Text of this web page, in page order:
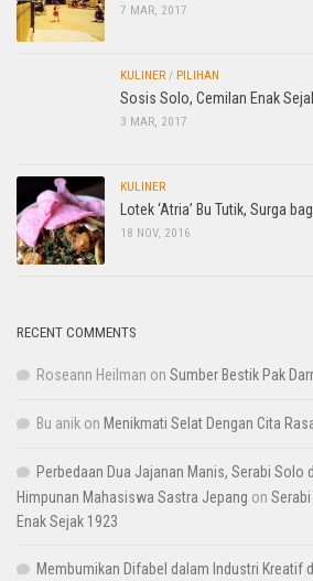
7 MAR, 2017
KULINER / PILIHAN
Sosis Solo, Cemilan Enak
3 MAR, 2017
KULINER
Lotek ‘Atria’ Bu Tutik, Surga
18 NOV, 2016
RECENT COMMENTS
Roseann Heilman on Sumber Bestik Pak
Bu anik on Menikmati Selat Dengan Cita
Perbedaan Dua Jajanan Manis, Serabi Solo
Himpunan Mahasiswa Sastra Jepang on
Enak Sejak 1923
Membumikan Difabel dalam Industri Kreatif